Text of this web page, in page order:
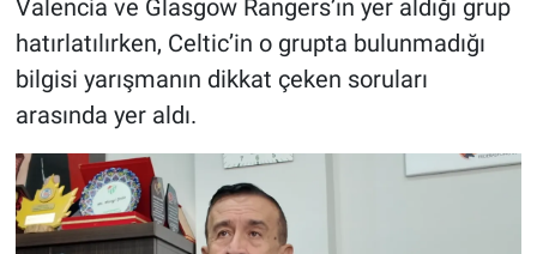
Valencia ve Glasgow Rangers’ın yer aldığı grup
hatırlatılırken, Celtic’in o grupta bulunmadığı
bilgisi yarışmanın dikkat çeken soruları
arasında yer aldı.